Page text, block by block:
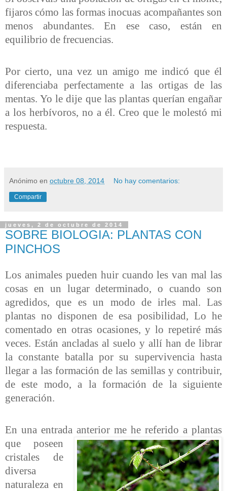
fijaros cómo las formas inocuas acompañantes son
menos abundantes. En ese caso, están en
equilibrio de frecuencias.
Por cierto, una vez un amigo me indicó que él
diferenciaba perfectamente a las ortigas de las
mentas. Yo le dije que las plantas querían engañar
a los herbívoros, no a él. Creo que le molestó mi
respuesta.
Anónimo en octubre 08, 2014 No hay comentarios:
Compartir
jueves, 2 de octubre de 2014
SOBRE BIOLOGIA: PLANTAS CON
PINCHOS
Los animales pueden huir cuando les van mal las
cosas en un lugar determinado, o cuando son
agredidos, que es un modo de irles mal. Las
plantas no disponen de esa posibilidad, Lo he
comentado en otras ocasiones, y lo repetiré más
veces. Están ancladas al suelo y allí han de librar
la constante batalla por su supervivencia hasta
llegar a las formación de las semillas y contribuir,
de este modo, a la formación de la siguiente
generación.
En una entrada anterior me he referido a plantas
que poseen
cristales de
diversa
naturaleza en